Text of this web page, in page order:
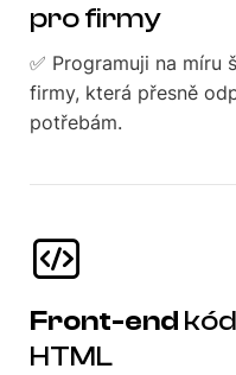
pro firmy
✅ Programuji na míru
firmy, která přesně
potřebám.
Front-end
HTML